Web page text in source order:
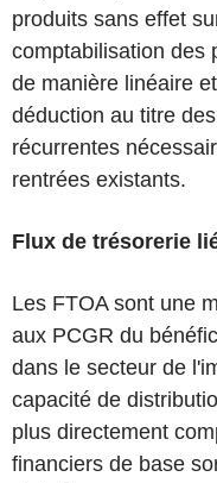
produits sans effet
comptabilisation des
de manière linéaire
déduction au titre
récurrentes
rentrées existants.
Flux de trésorerie
Les FTOA sont une
aux PCGR du
dans le secteur de
capacité de
plus directement
financiers de base